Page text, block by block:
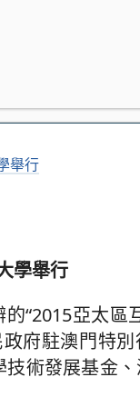
舉行
學舉行
“2015亞太區
府駐澳門特
術發展基金